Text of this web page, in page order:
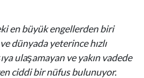
en büyük engellerden biri
dünyada yeterince hızlı
ulaşamayan ve yakın vadede
ciddi bir nüfus bulunuyor.